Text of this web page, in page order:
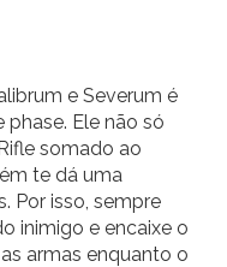
e Severum é
Ele não só
somado ao
te dá uma
Por isso, sempre
inimigo e encaixe o
armas enquanto o